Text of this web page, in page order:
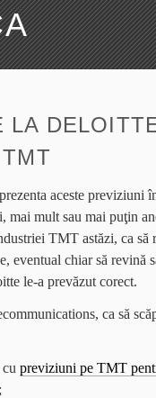
LA
aceste previziuni
mai mult sau mai puţin
TMT astăzi, ca să
eventual chiar să revină
le-a prevăzut corect.
ca să
previziuni pe TMT